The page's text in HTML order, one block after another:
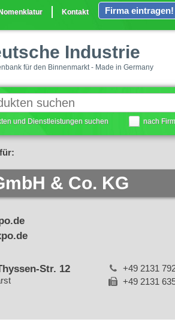
Nomenklatur Kontakt Firma eintragen!
Industrie
für den Binnenmarkt - Made in Germany
und Dienstleistungen suchen nach
& Co. KG
Str. 12
+49 2131
+49 2131